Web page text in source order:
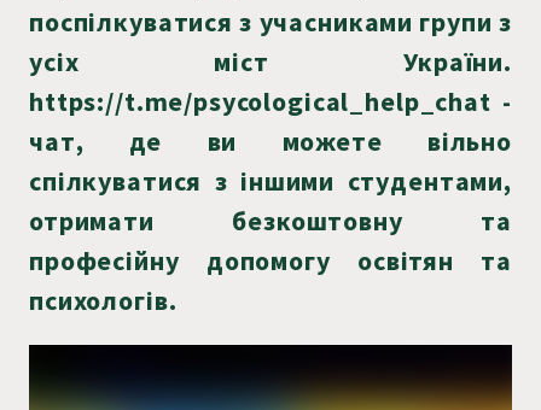
поспілкуватися з учасниками групи з
усіх міст України.
https://t.me/psycological_help_chat -
чат, де ви можете вільно
спілкуватися з іншими студентами,
отримати безкоштовну та
професійну допомогу освітян та
психологів.